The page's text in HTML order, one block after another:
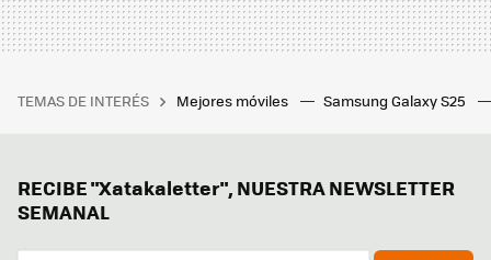
TEMAS DE INTERÉS Mejores móviles Samsung Galaxy S25
RECIBE "Xatakaletter", NUESTRA NEWSLETTER
SEMANAL